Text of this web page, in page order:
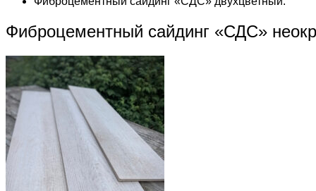
Фиброцементный сайдинг «СДС»